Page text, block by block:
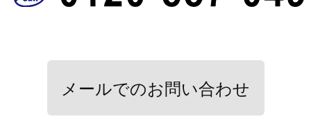
メールでのお問い合わせ